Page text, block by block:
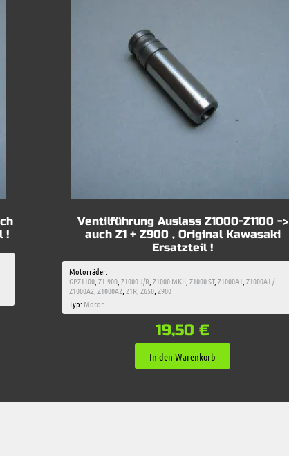
!
Ventilführung Auslass Z1000-Z1100 ->
auch Z1 + Z900 , Original Kawasaki
Ersatzteil !
Motorräder:
GPZ1100 ,Z1-900 ,Z1000 J/R ,Z1000 MKII ,Z1000 ST,Z1000A1 ,Z1000A1 /
Z1000A2 ,Z1000A2 ,Z1R ,Z650 ,Z900
Typ: Motor
19,50€
In den Warenkorb